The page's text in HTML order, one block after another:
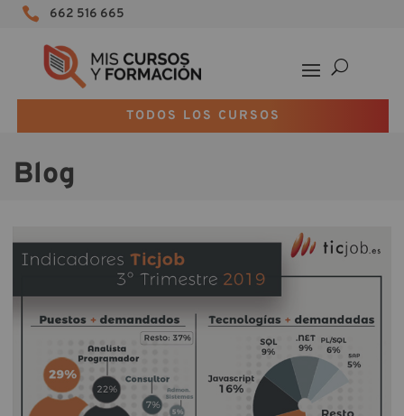
 662 516 665
TODOS LOS CURSOS
Blog